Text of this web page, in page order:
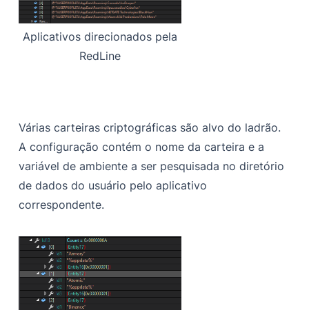
Aplicativos direcionados pela
RedLine
Várias carteiras criptográficas são alvo do ladrão.
A configuração contém o nome da carteira e a
variável de ambiente a ser pesquisada no diretório
de dados do usuário pelo aplicativo
correspondente.